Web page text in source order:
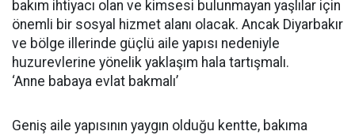
bakım ihtiyacı olan ve kimsesi bulunmayan yaşlılar için
önemli bir sosyal hizmet alanı olacak. Ancak Diyarbakır
ve bölge illerinde güçlü aile yapısı nedeniyle
huzurevlerine yönelik yaklaşım hala tartışmalı.
‘Anne babaya evlat bakmalı’
Geniş aile yapısının yaygın olduğu kentte, bakıma